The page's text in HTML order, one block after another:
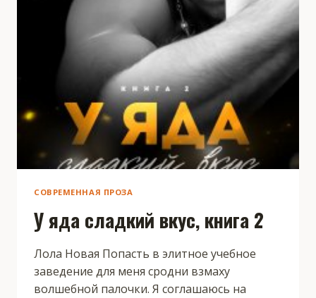
СОВРЕМЕННАЯ ПРОЗА
У яда сладкий вкус, книга 2
Лола Новая Попасть в элитное учебное
заведение для меня сродни взмаху
волшебной палочки. Я соглашаюсь на